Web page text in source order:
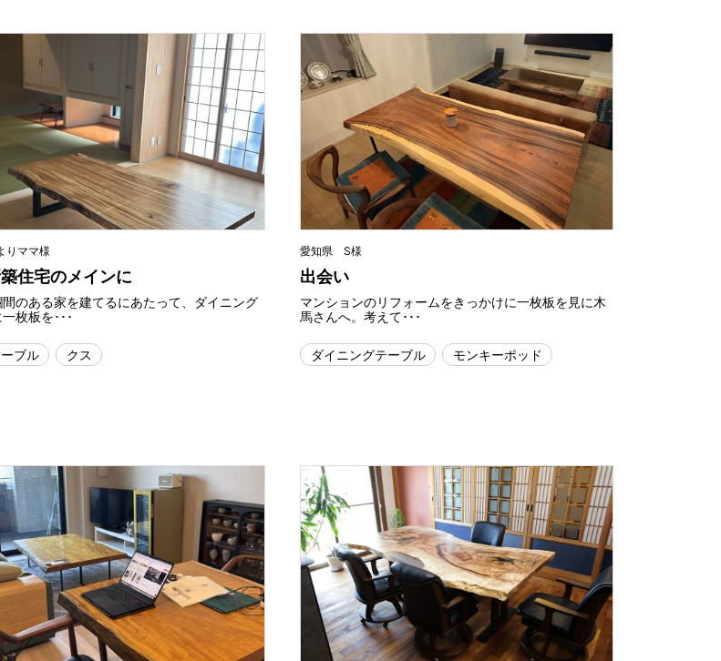
ママ様
住宅のメインに
のある家を建てるにあたって、ダイニング
枚板を･･･
ブル クス
愛知県 S様
出会い
マンションのリフォームをきっかけに一枚板を見に木
馬さんへ。考えて･･･
ダイニングテーブル モンキーポッド